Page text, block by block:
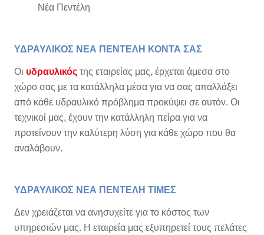
Νέα Πεντέλη
ΥΔΡΑΥΛΙΚΟΣ ΝΕΑ ΠΕΝΤΕΛΗ ΚΟΝΤΑ ΣΑΣ
Οι υδραυλικός της εταιρείας μας, έρχεται άμεσα στο
χώρο σας με τα κατάλληλα μέσα για να σας απαλλάξει
από κάθε υδραυλικό πρόβλημα προκύψει σε αυτόν. Οι
τεχνικοί μας, έχουν την κατάλληλη πείρα για να
προτείνουν την καλύτερη λύση για κάθε χώρο που θα
αναλάβουν.
ΥΔΡΑΥΛΙΚΟΣ ΝΕΑ ΠΕΝΤΕΛΗ ΤΙΜΕΣ
Δεν χρειάζεται να ανησυχείτε για το κόστος των
υπηρεσιών μας. Η εταιρεία μας εξυπηρετεί τους πελάτες